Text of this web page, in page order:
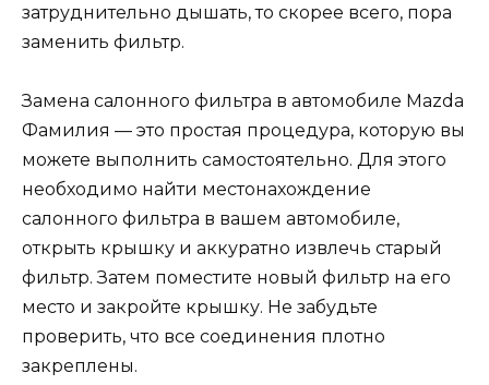
затруднительно дышать, то скорее всего, пора
заменить фильтр.
Замена салонного фильтра в автомобиле Mazda
Фамилия — это простая процедура, которую вы
можете выполнить самостоятельно. Для этого
необходимо найти местонахождение
салонного фильтра в вашем автомобиле,
открыть крышку и аккуратно извлечь старый
фильтр. Затем поместите новый фильтр на его
место и закройте крышку. Не забудьте
проверить, что все соединения плотно
закреплены.